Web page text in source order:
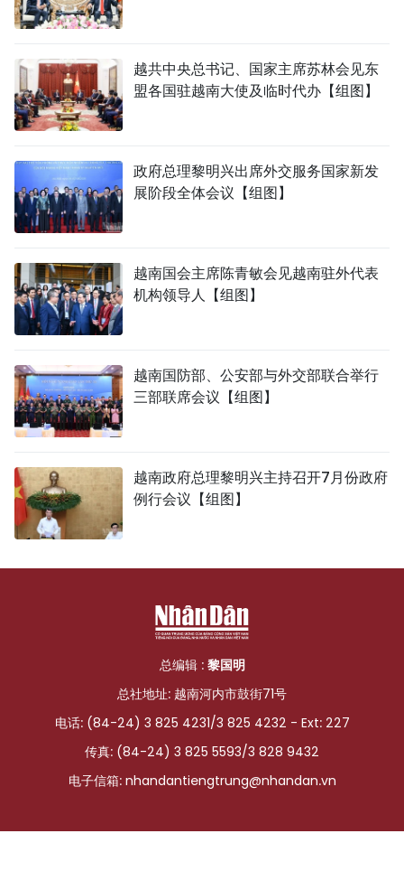
越共中央总书记、国家主席苏林会见东
盟各国驻越南大使及临时代办【组图】
政府总理黎明兴出席外交服务国家新发
展阶段全体会议【组图】
越南国会主席陈青敏会见越南驻外代表
机构领导人【组图】
越南国防部、公安部与外交部联合举行
三部联席会议【组图】
越南政府总理黎明兴主持召开7月份政府
例行会议【组图】
总编辑 : 黎国明
总社地址: 越南河内市鼓街71号
电话: (84-24) 3 825 4231/3 825 4232 - Ext: 227
传真: (84-24) 3 825 5593/3 828 9432
电子信箱: nhandantiengtrung@nhandan.vn